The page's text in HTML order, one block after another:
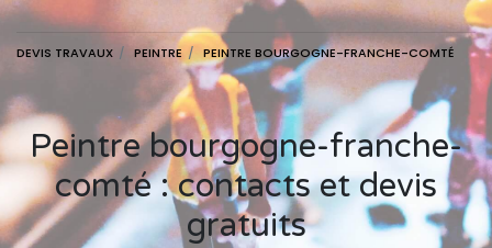
DEVIS TRAVAUX PEINTRE PEINTRE BOURGOGNE-FRANCHE-COMTÉ
Peintre bourgogne-franche-
comté : contacts et devis
gratuits